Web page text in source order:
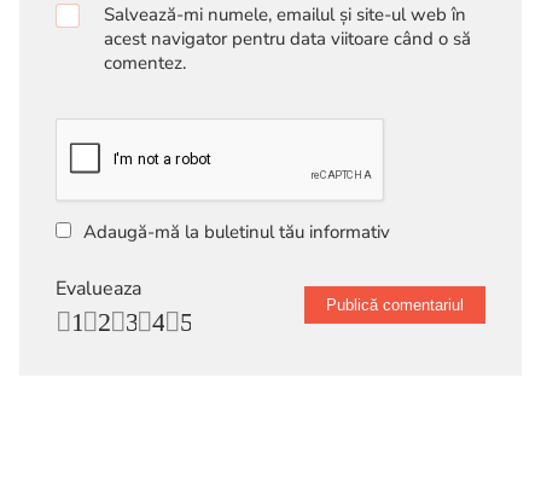
Salvează-mi numele, emailul și site-ul web în
acest navigator pentru data viitoare când o să
comentez.
Adaugă-mă la buletinul tău informativ
Evalueaza
5
4
3
2
1